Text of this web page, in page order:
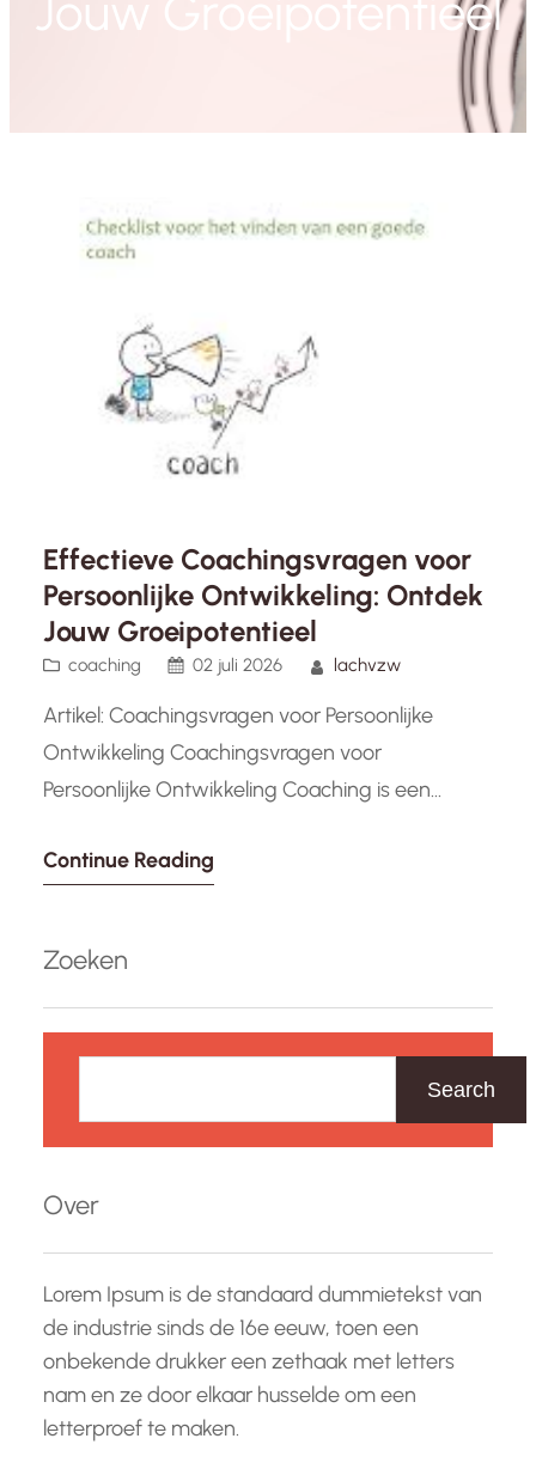
Effectieve Coachingsvragen voor
Persoonlijke Ontwikkeling: Ontdek
Jouw Groeipotentieel
coaching 02 juli 2026 lachvzw
Artikel: Coachingsvragen voor Persoonlijke
Ontwikkeling Coachingsvragen voor
Persoonlijke Ontwikkeling Coaching is een
bereiken van persoonlijke groei en ontwikkeling.
verkennen van zichzelf, hun doelen en hun
uitdagingen. Hier zijn enkele coachingsvragen
Continue Reading
Zoeken
k
n
Search
Over
Lorem Ipsum is de standaard dummietekst van
de industrie sinds de 16e eeuw, toen een
onbekende drukker een zethaak met letters
nam en ze door elkaar husselde om een
letterproef te maken.